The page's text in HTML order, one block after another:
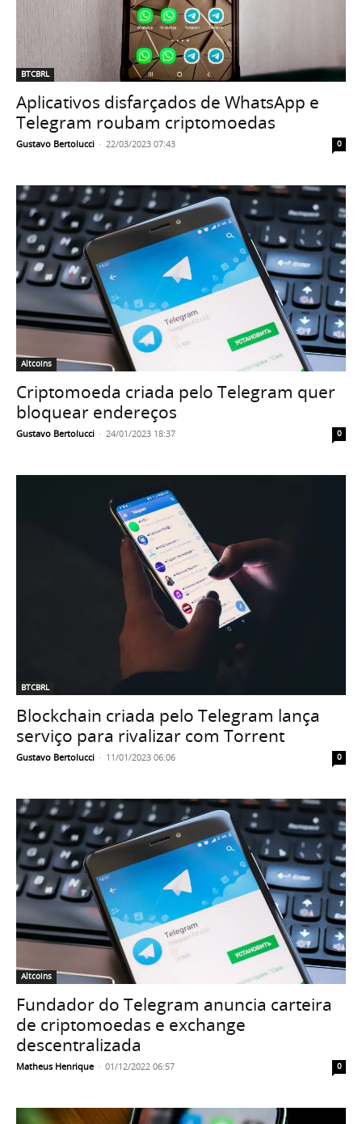
BTCBRL
Aplicativos disfarçados de WhatsApp e
Telegram roubam criptomoedas
Gustavo Bertolucci - 22/03/2023 07:43 0
Altcoins
Criptomoeda criada pelo Telegram quer
bloquear endereços
Gustavo Bertolucci - 24/01/2023 18:37 0
BTCBRL
Blockchain criada pelo Telegram lança
serviço para rivalizar com Torrent
Gustavo Bertolucci - 11/01/2023 06:06 0
Altcoins
Fundador do Telegram anuncia carteira
de criptomoedas e exchange
descentralizada
Matheus Henrique - 01/12/2022 06:57 0